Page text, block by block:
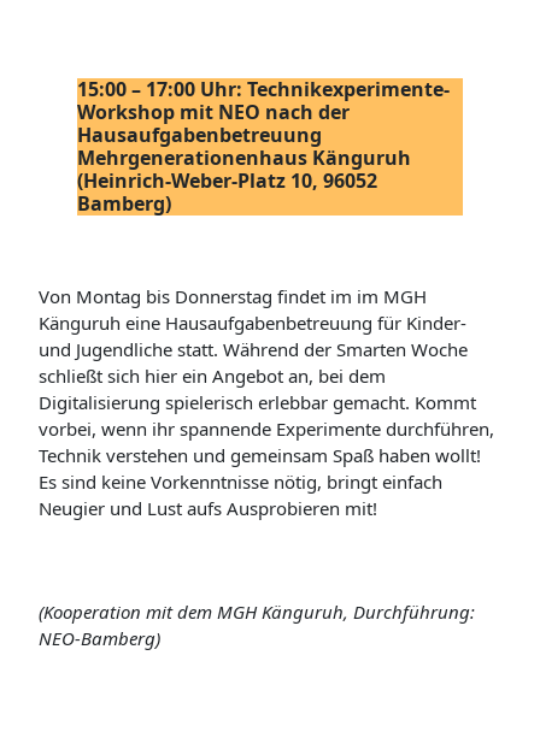
15:00 – 17:00 Uhr: Technikexperimente-
Workshop mit NEO nach der
Hausaufgabenbetreuung
Mehrgenerationenhaus Känguruh
(Heinrich-Weber-Platz 10, 96052
Bamberg)
Von Montag bis Donnerstag findet im im MGH
Känguruh eine Hausaufgabenbetreuung für Kinder-
und Jugendliche statt. Während der Smarten Woche
schließt sich hier ein Angebot an, bei dem
Digitalisierung spielerisch erlebbar gemacht. Kommt
vorbei, wenn ihr spannende Experimente durchführen,
Technik verstehen und gemeinsam Spaß haben wollt!
Es sind keine Vorkenntnisse nötig, bringt einfach
Neugier und Lust aufs Ausprobieren mit!
(Kooperation mit dem MGH Känguruh, Durchführung:
NEO-Bamberg)